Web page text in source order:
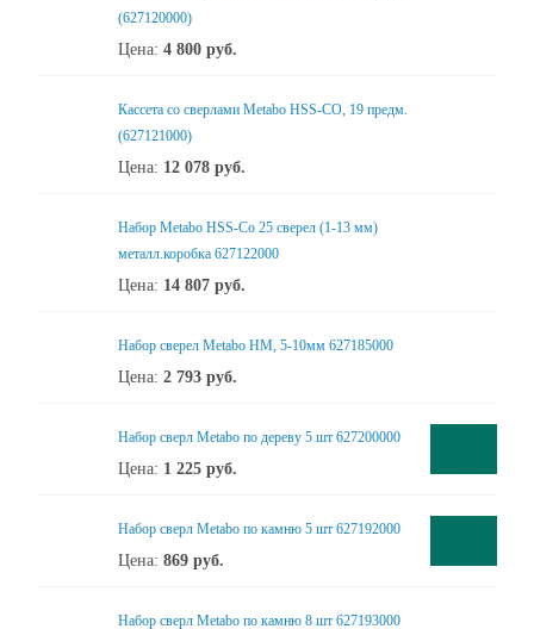
(627120000)
Цена: 4 800 руб.
Кассета со сверлами Metabo HSS-CO, 19 предм.
(627121000)
Цена: 12 078 руб.
Набор Metabo HSS-Co 25 сверел (1-13 мм)
металл.коробка 627122000
Цена: 14 807 руб.
Набор сверел Metabo HM, 5-10мм 627185000
Цена: 2 793 руб.
Набор сверл Metabo по дереву 5 шт 627200000
Цена: 1 225 руб.
Набор сверл Metabo по камню 5 шт 627192000
Цена: 869 руб.
Набор сверл Metabo по камню 8 шт 627193000